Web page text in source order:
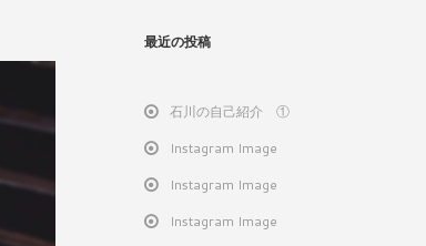
最近の投稿
石川の自己紹介 ①
Instagram Image
Instagram Image
Instagram Image